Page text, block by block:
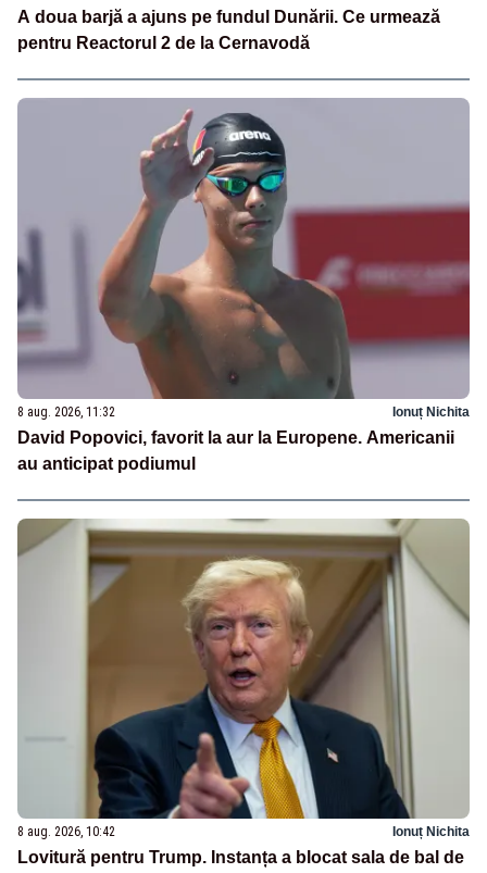
A doua barjă a ajuns pe fundul Dunării. Ce urmează
pentru Reactorul 2 de la Cernavodă
8 aug. 2026, 11:32 Ionuț Nichita
David Popovici, favorit la aur la Europene. Americanii
au anticipat podiumul
8 aug. 2026, 10:42 Ionuț Nichita
Lovitură pentru Trump. Instanța a blocat sala de bal de